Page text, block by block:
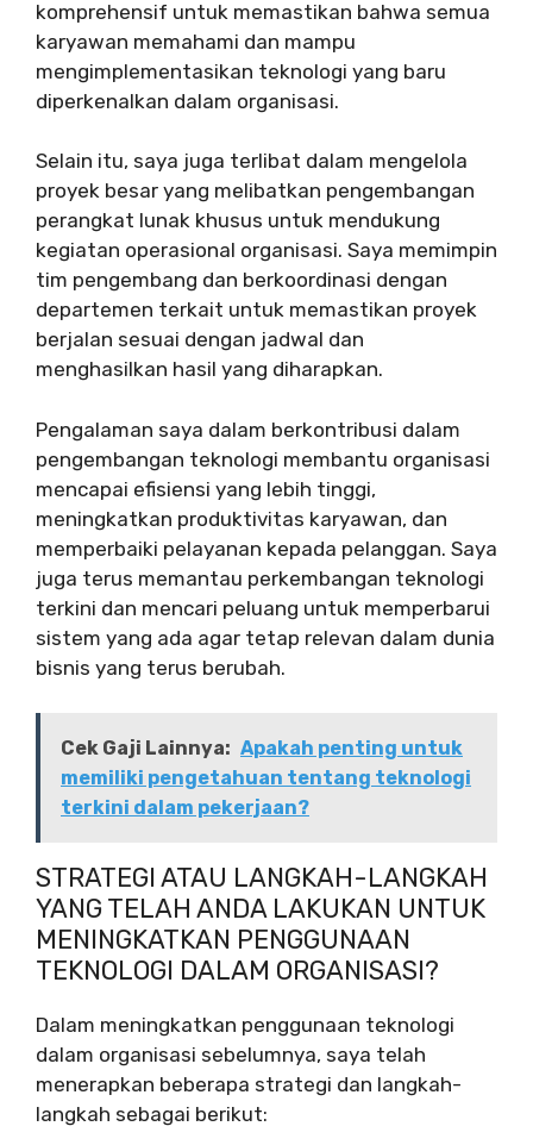
komprehensif untuk memastikan bahwa semua
karyawan memahami dan mampu
mengimplementasikan teknologi yang baru
diperkenalkan dalam organisasi.
Selain itu, saya juga terlibat dalam mengelola
proyek besar yang melibatkan pengembangan
perangkat lunak khusus untuk mendukung
kegiatan operasional organisasi. Saya memimpin
tim pengembang dan berkoordinasi dengan
departemen terkait untuk memastikan proyek
berjalan sesuai dengan jadwal dan
menghasilkan hasil yang diharapkan.
Pengalaman saya dalam berkontribusi dalam
pengembangan teknologi membantu organisasi
mencapai efisiensi yang lebih tinggi,
meningkatkan produktivitas karyawan, dan
memperbaiki pelayanan kepada pelanggan. Saya
juga terus memantau perkembangan teknologi
terkini dan mencari peluang untuk memperbarui
sistem yang ada agar tetap relevan dalam dunia
bisnis yang terus berubah.
Cek Gaji Lainnya: Apakah penting untuk
memiliki pengetahuan tentang teknologi
terkini dalam pekerjaan?
STRATEGI ATAU LANGKAH-LANGKAH
YANG TELAH ANDA LAKUKAN UNTUK
MENINGKATKAN PENGGUNAAN
TEKNOLOGI DALAM ORGANISASI?
Dalam meningkatkan penggunaan teknologi
dalam organisasi sebelumnya, saya telah
menerapkan beberapa strategi dan langkah-
langkah sebagai berikut: